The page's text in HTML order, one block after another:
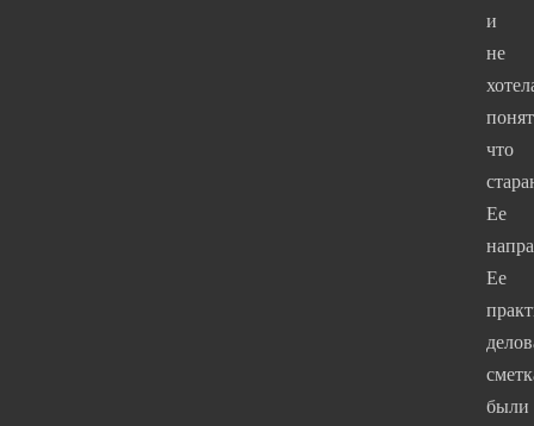
и
не
что
Ее
Ее
были